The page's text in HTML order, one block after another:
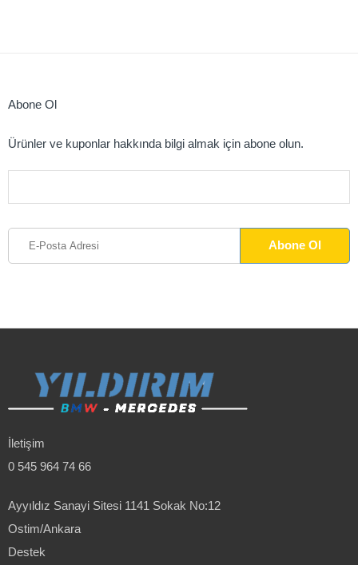
Abone Ol
Ürünler ve kuponlar hakkında bilgi almak için abone olun.
İletişim
0 545 964 74 66
Ayyıldız Sanayi Sitesi 1141 Sokak No:12
Ostim/Ankara
Destek